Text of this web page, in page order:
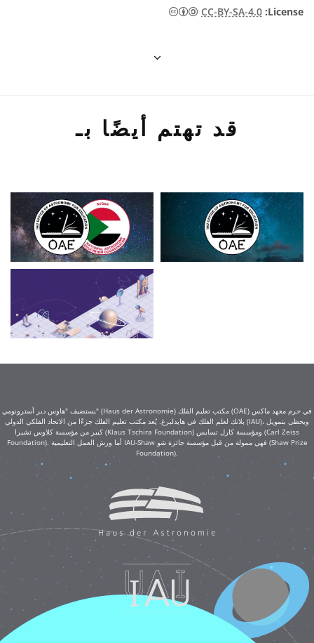
CC-BY-SA-4.0 :License
قد تهتم أيضًا بـ
يستضيف "هاوس دير أسترونومي" (Haus der Astronomie) مكتب تعليم الفلك (OAE) في حرم معهد ماكس
بلانك لعلم الفلك في هايدلبرغ. يُعد مكتب تعليم الفلك جزءًا من الاتحاد الفلكي الدولي (IAU)، ويحظى بتمويل
كبير من مؤسسة كلاوس تشيرا (Klaus Tschira Foundation) ومؤسسة كارل تسايس (Carl Zeiss
Foundation). أما ورش العمل التعليمية IAU-Shaw فهي ممولة من قبل مؤسسة جائزة شو (Shaw Prize
Foundation).